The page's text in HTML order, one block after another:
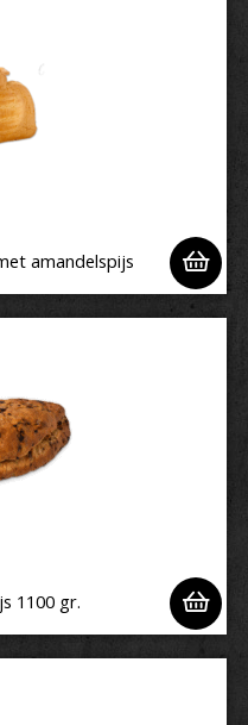
amandelspijs
1100 gr.